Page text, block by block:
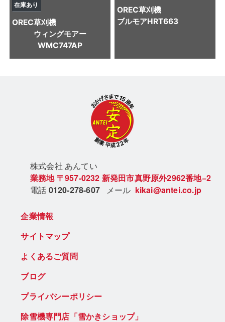
在庫あり
OREC草刈機
ウィングモアー
WMC747AP
OREC草刈機
ブルモアHRT663
株式会社 あんてい
業務地 〒957-0232 新発田市真野原外2962番地−2
電話 0120-278-607 メール kikai@antei.co.jp
企業情報
サイトマップ
よくあるご質問
ブログ
プライバシーポリシー
除雪機専門店「雪かきショップ」